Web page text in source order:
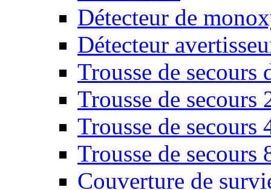
Détecteur de
Détecteur
Trousse de secours
Trousse de secours
Trousse de secours
Trousse de secours
Couverture de